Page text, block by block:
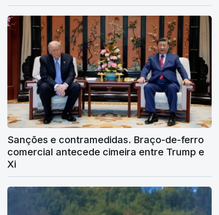
Sanções e contramedidas. Braço-de-ferro
comercial antecede cimeira entre Trump e
Xi